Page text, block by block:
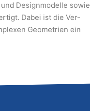
Designmodelle sowie
Dabei ist die Ver­
Geometrien ein